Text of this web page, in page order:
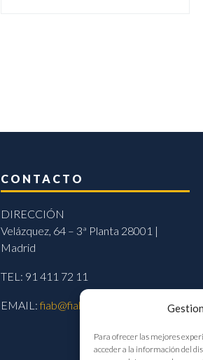
Para ofrecer las mejores
acceder a la información del
CONTACTO
DIRECCIÓN
Velázquez, 64 – 3ª Planta 28001 |
Madrid
TEL: 91 411 72 11
EMAIL:fiab@fiab.es